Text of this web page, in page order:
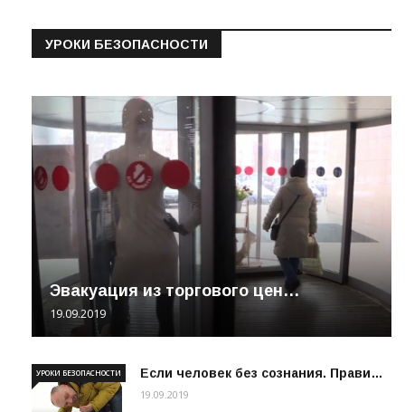
УРОКИ БЕЗОПАСНОСТИ
Эвакуация из торгового цен…
19.09.2019
Если человек без сознания. Прави…
УРОКИ БЕЗОПАСНОСТИ
19.09.2019